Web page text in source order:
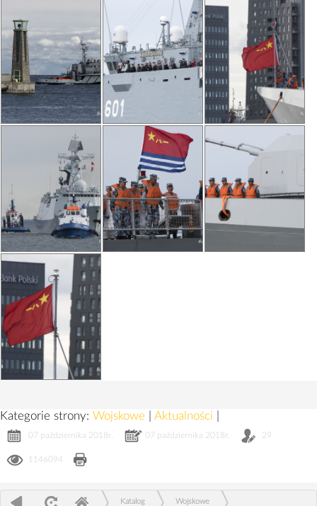
Kategorie strony: Wojskowe Aktualności
07 października 2018r. 07 października 2018r. 29
1146094
Katalog Wojskowe